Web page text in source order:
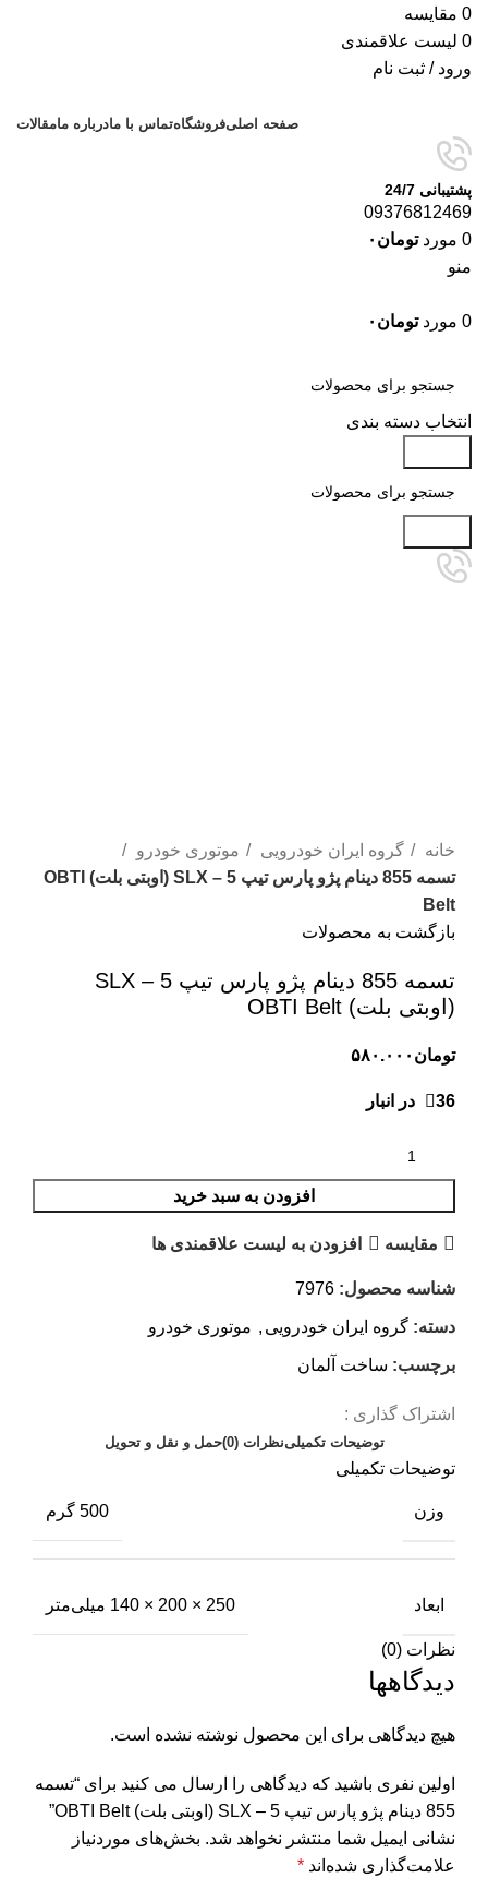
0 مقایسه
0 لیست علاقمندی
ورود / ثبت نام
صفحه اصلیفروشگاهتماس با مادرباره مامقالات
پشتیبانی 24/7
09376812469
0 مورد تومان ۰
منو
0 مورد تومان ۰
انتخاب دسته بندی
خانه گروه ایران خودرویی
موتوری خودرو
تسمه 855 دینام پژو پارس تیپ 5 – SLX (اوبتی بلت) OBTI
Belt
بازگشت به محصولات
تسمه 855 دینام پژو پارس تیپ 5 – SLX
(اوبتی بلت) OBTI Belt
تومان ۵۸۰.۰۰۰
36 در انبار
افزودن به سبد خرید
مقایسه افزودن به لیست علاقمندی ها
شناسه محصول: 7976
دسته: گروه ایران خودرویی , موتوری خودرو
برچسب: ساخت آلمان
اشتراک گذاری :
توضیحات تکمیلینظرات (0) حمل و نقل و تحویل
توضیحات تکمیلی
وزن 500 گرم
ابعاد 250 × 200 × 140 میلی‌متر
نظرات (0)
دیدگاهها
هیچ دیدگاهی برای این محصول نوشته نشده است.
اولین نفری باشید که دیدگاهی را ارسال می کنید برای “تسمه
855 دینام پژو پارس تیپ 5 – SLX (اوبتی بلت) OBTI Belt”
نشانی ایمیل شما منتشر نخواهد شد. بخش‌های موردنیاز
علامت‌گذاری شده‌اند *